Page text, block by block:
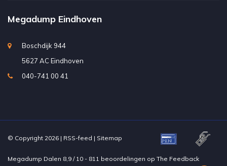
Megadump Eindhoven
Boschdijk 944
5627 AC Eindhoven
040-741 00 41
© Copyright 2026 | RSS-feed | Sitemap
Megadump Dalen 8,9 / 10 - 811 beoordelingen op The Feedback